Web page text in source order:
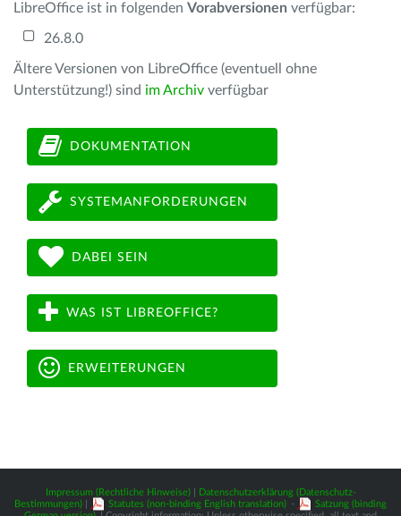
LibreOffice ist in folgenden Vorabversionen verfügbar:
26.8.0
Ältere Versionen von LibreOffice (eventuell ohne
Unterstützung!) sind im Archiv verfügbar
DOKUMENTATION
SYSTEMANFORDERUNGEN
DABEI SEIN
WAS IST LIBREOFFICE?
ERWEITERUNGEN
Impressum (Rechtliche Hinweise)|
Datenschutzerklärung (Datenschutz-
Bestimmungen)
Statutes (non-binding English translation) -
Satzung (binding